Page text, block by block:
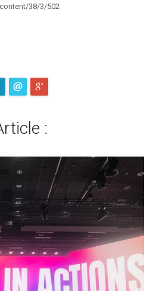
38/3/502
: